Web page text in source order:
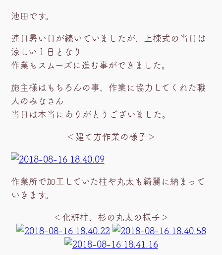
池田です。
連日暑い日が続いていましたが、上棟式の当日は
涼しい１日となり
作業もスムーズに進む事ができました。
施主様はもちろんの事、作業に協力してくれた職
人のみなさん
当日は本当にありがとうございました。
＜建て方作業の様子＞
作業所で加工していた柱や丸太も綺麗に納まって
いきます。
＜化粧柱、杉の丸太の様子＞